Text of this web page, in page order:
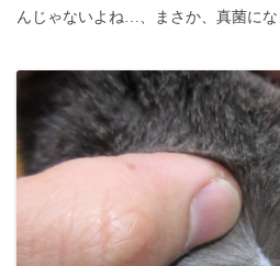
んじゃないよね…、まさか、真菌に